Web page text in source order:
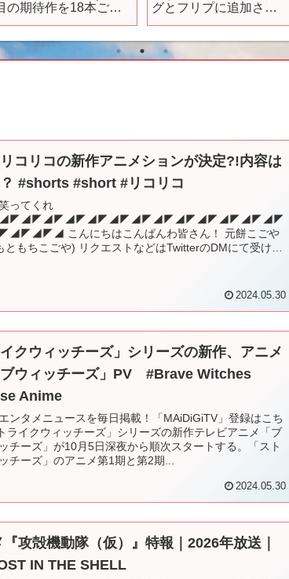
の期待作を18本ご紹
グとフリプに追加され
アヴェウムの騎士団や
らGOTYインディー受賞
リコリコの新作アニメションが決定?!内容は
#shorts #short #リコリコ
ってくれ
こんにちはこんばんわ皆さん！ 元餅こごや
ともちこごや) リクエストなどはTwitterのDMにて受け付
2024.05.30
イクウィッチーズ」シリーズの新作、アニメ
ブウィッチーズ」PV #Brave Witches
Anime
タメニュースを毎日掲載！「MAiDiGiTV」登録はこち
イクウィッチーズ」シリーズの新作テレビアニメ「ブ
チーズ」が10月5日深夜から順次スタートする。「スト
チーズ」のアニメ第1期と第2期...
2024.05.30
攻殻機動隊（仮）』特報｜2026年放送｜
IN THE SHELL